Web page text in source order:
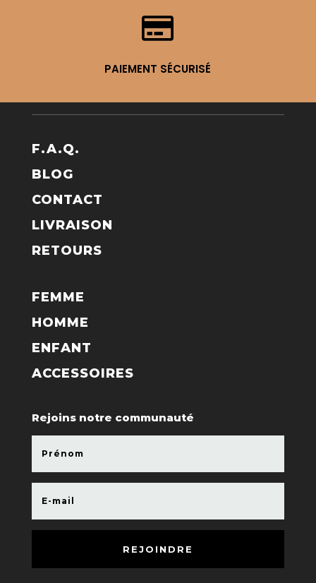

PAIEMENT SÉCURISÉ
F.A.Q.
BLOG
CONTACT
LIVRAISON
RETOURS
FEMME
HOMME
ENFANT
ACCESSOIRES
Rejoins notre communauté
REJOINDRE